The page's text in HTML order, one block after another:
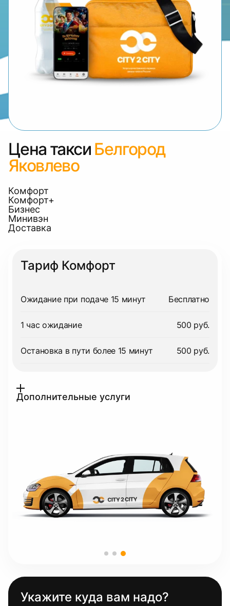
Цена такси Белгород
Яковлево
Комфорт
Комфорт+
Бизнес
Минивэн
Доставка
Тариф Комфорт
Ожидание при подаче 15 минут Бесплатно
1 час ожидание 500 руб.
Остановка в пути более 15 минут 500 руб.
Дополнительные услуги
Укажите куда вам надо?